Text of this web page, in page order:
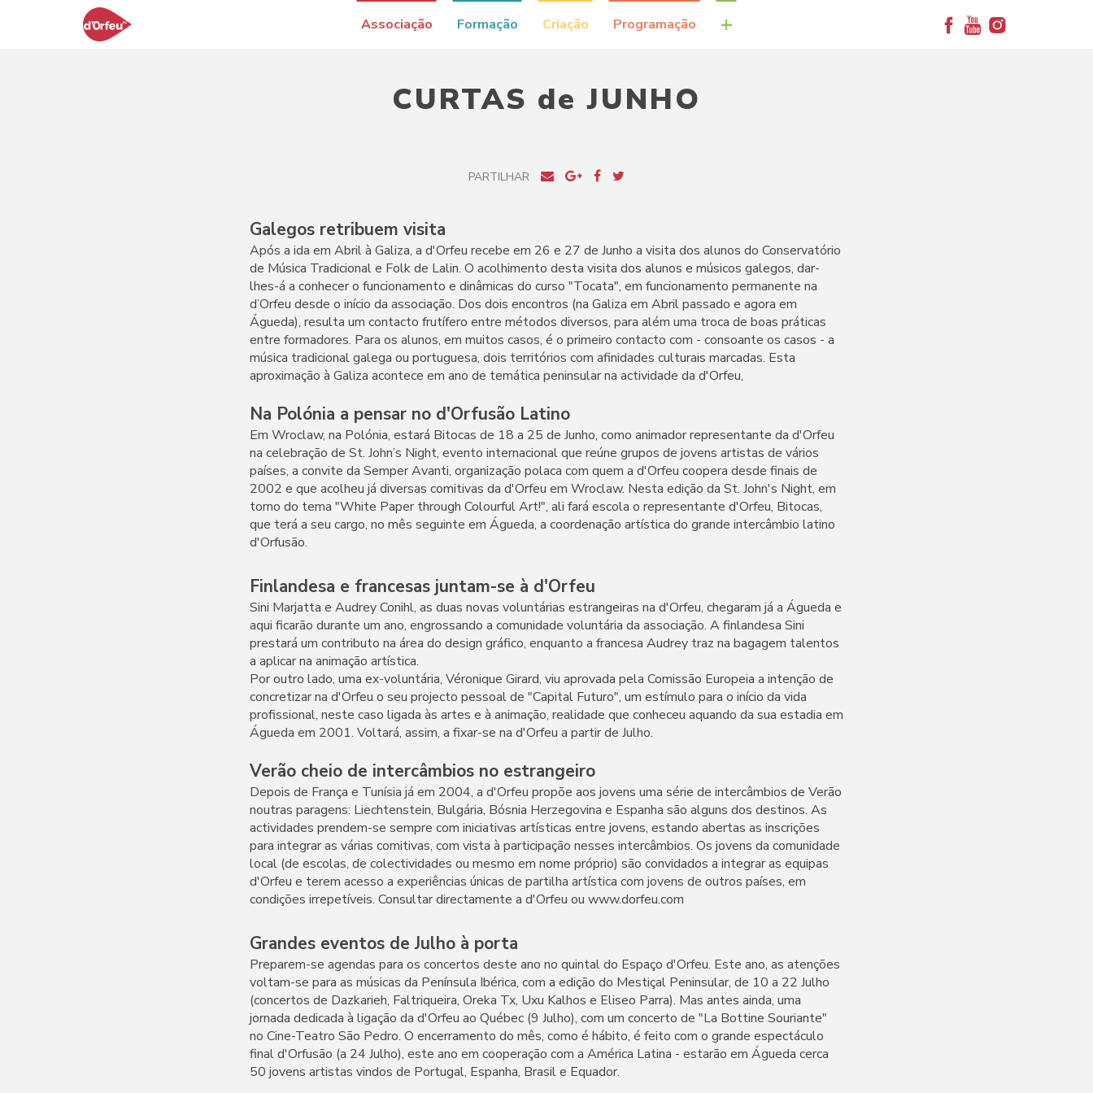
Associação Formação Criação Programação +
CURTAS de JUNHO
PARTILHAR
Galegos retribuem visita
Após a ida em Abril à Galiza, a d'Orfeu recebe em 26 e 27 de Junho a visita dos alunos do Conservatório
de Música Tradicional e Folk de Lalin. O acolhimento desta visita dos alunos e músicos galegos, dar-
lhes-á a conhecer o funcionamento e dinâmicas do curso "Tocata", em funcionamento permanente na
d’Orfeu desde o início da associação. Dos dois encontros (na Galiza em Abril passado e agora em
Águeda), resulta um contacto frutífero entre métodos diversos, para além uma troca de boas práticas
entre formadores. Para os alunos, em muitos casos, é o primeiro contacto com - consoante os casos - a
música tradicional galega ou portuguesa, dois territórios com afinidades culturais marcadas. Esta
aproximação à Galiza acontece em ano de temática peninsular na actividade da d'Orfeu,
Na Polónia a pensar no d'Orfusão Latino
Em Wroclaw, na Polónia, estará Bitocas de 18 a 25 de Junho, como animador representante da d'Orfeu
na celebração de St. John’s Night, evento internacional que reúne grupos de jovens artistas de vários
países, a convite da Semper Avanti, organização polaca com quem a d'Orfeu coopera desde finais de
2002 e que acolheu já diversas comitivas da d'Orfeu em Wroclaw. Nesta edição da St. John's Night, em
torno do tema "White Paper through Colourful Art!", ali fará escola o representante d'Orfeu, Bitocas,
que terá a seu cargo, no mês seguinte em Águeda, a coordenação artística do grande intercâmbio latino
d'Orfusão.
Finlandesa e francesas juntam-se à d'Orfeu
Sini Marjatta e Audrey Conihl, as duas novas voluntárias estrangeiras na d'Orfeu, chegaram já a Águeda e
aqui ficarão durante um ano, engrossando a comunidade voluntária da associação. A finlandesa Sini
prestará um contributo na área do design gráfico, enquanto a francesa Audrey traz na bagagem talentos
a aplicar na animação artística.
Por outro lado, uma ex-voluntária, Véronique Girard, viu aprovada pela Comissão Europeia a intenção de
concretizar na d'Orfeu o seu projecto pessoal de "Capital Futuro", um estímulo para o início da vida
profissional, neste caso ligada às artes e à animação, realidade que conheceu aquando da sua estadia em
Águeda em 2001. Voltará, assim, a fixar-se na d'Orfeu a partir de Julho.
Verão cheio de intercâmbios no estrangeiro
Depois de França e Tunísia já em 2004, a d'Orfeu propõe aos jovens uma série de intercâmbios de Verão
noutras paragens: Liechtenstein, Bulgária, Bósnia Herzegovina e Espanha são alguns dos destinos. As
actividades prendem-se sempre com iniciativas artísticas entre jovens, estando abertas as inscrições
para integrar as várias comitivas, com vista à participação nesses intercâmbios. Os jovens da comunidade
local (de escolas, de colectividades ou mesmo em nome próprio) são convidados a integrar as equipas
d'Orfeu e terem acesso a experiências únicas de partilha artística com jovens de outros países, em
condições irrepetíveis. Consultar directamente a d'Orfeu ou www.dorfeu.com
Grandes eventos de Julho à porta
Preparem-se agendas para os concertos deste ano no quintal do Espaço d'Orfeu. Este ano, as atenções
voltam-se para as músicas da Península Ibérica, com a edição do Mestiçal Peninsular, de 10 a 22 Julho
(concertos de Dazkarieh, Faltriqueira, Oreka Tx, Uxu Kalhos e Eliseo Parra). Mas antes ainda, uma
jornada dedicada à ligação da d'Orfeu ao Québec (9 Julho), com um concerto de "La Bottine Souriante"
no Cine-Teatro São Pedro. O encerramento do mês, como é hábito, é feito com o grande espectáculo
final d'Orfusão (a 24 Julho), este ano em cooperação com a América Latina - estarão em Águeda cerca
50 jovens artistas vindos de Portugal, Espanha, Brasil e Equador.